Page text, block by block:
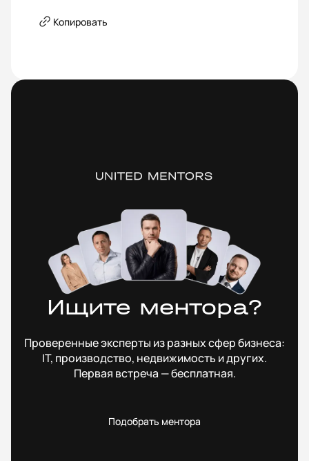
Копировать
Ищите ментора?
Проверенные эксперты из разных сфер бизнеса:
IT, производство, недвижимость и других.
Первая встреча — бесплатная.
Подобрать ментора